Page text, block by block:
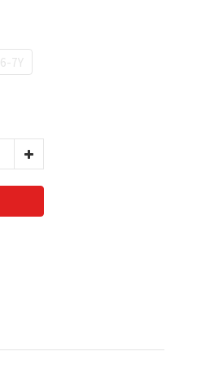
6-7Y